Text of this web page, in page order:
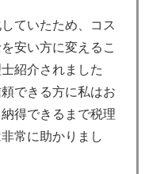
ていたため、コス
安い方に変えるこ
紹介されました
できる方に私はお
得できるまで税理
常に助かりまし